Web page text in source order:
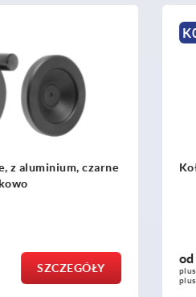
ręczne DIN 950 z żeliwa szarego
62,62 PLN
koszty wysyłki
SZCZEGÓŁY